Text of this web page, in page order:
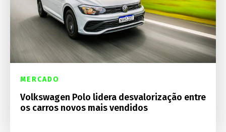
MERCADO
Volkswagen Polo lidera desvalorização entre
os carros novos mais vendidos